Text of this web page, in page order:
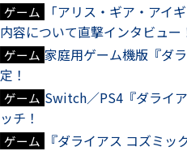
ゲーム
「アリス・ギア・アイ
内容について直撃インタビュー
ゲーム 家庭用ゲーム機版『ダ
定！
ゲーム Switch／PS4『ダライ
ッチ！
ゲーム 『ダライアス コズミッ